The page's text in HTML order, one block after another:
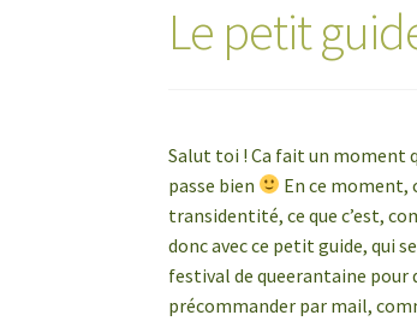
Le petit
Salut toi ! Ca fait un moment
passe bien
En ce moment,
transidentité, ce que c’est,
donc avec ce petit guide, qui
festival de queerantaine pour
précommander par mail,